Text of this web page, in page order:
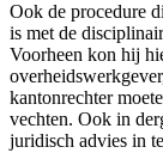
Ook de procedure
is met de
Voorheen kon hij
kantonrechter
vechten. Ook in
juridisch advies in